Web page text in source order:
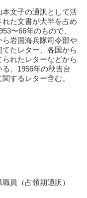
本文子の通訳として活
た文書が大半を占め
〜66年のもので、
ら岩国海兵隊司令部や
たレター、各国から
られたレターなどから
。1956年の秋吉台
するレター含む。
員（占領期通訳）